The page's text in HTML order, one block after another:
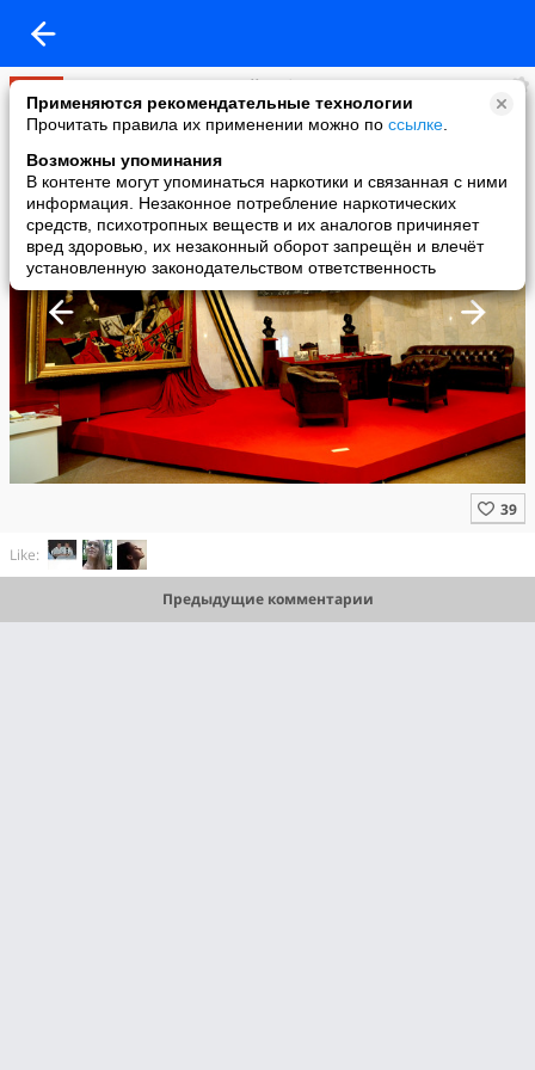
Применяются рекомендательные технологии
Прочитать правила их применении можно по ссылке
Возможны упоминания
В контенте могут упоминаться наркотики и связанная с ними
информация. Незаконное потребление наркотических
средств, психотропных веществ и их аналогов причиняет
вред здоровью, их незаконный оборот запрещён и влечёт
установленную законодательством ответственность
75-я годовщина Великой Победы
added a photo
10 Feb в 13:37
Like:
Предыдущие комментарии